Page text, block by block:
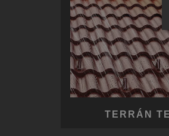
TERRÁN